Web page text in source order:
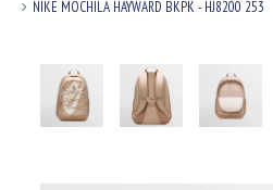
NIKE MOCHILA HAYWARD BKPK - HJ8200 253